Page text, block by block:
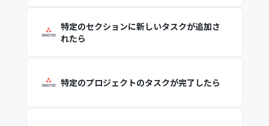
特定のセクションに新しいタスクが追加さ
れたら
特定のプロジェクトのタスクが完了したら